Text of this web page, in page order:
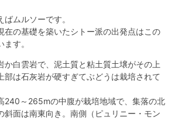
ムルソーです。
在の基礎を築いたシトー派の出発点はこの
す。
か白雲岩で、泥土質と粘土質土壌がその上
部は石灰岩が硬すぎてぶどうは栽培されて
240～265mの中腹が栽培地域で、集落の北
斜面は南東向き。南側（ピュリニー・モン